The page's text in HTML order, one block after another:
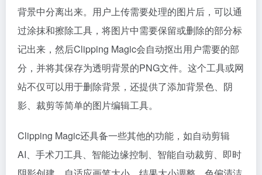
背景中分离出来。用户上传需要处理的图片后，可以通
过涂抹和擦除工具，将图片中需要保留或删除的部分标
记出来，然后Clipping Magic会自动抠出用户需要的部
分，并将其保存为透明背景的PNG文件。这个工具或网
站不仅可以用于删除背景，还提供了添加背景色、阴
影、裁剪等简单的图片编辑工具。
Clipping Magic还具备一些其他的功能，如自动剪辑
AI、手术刀工具、智能边缘控制、智能自动裁剪、即时